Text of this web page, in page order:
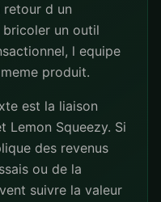
retour d un
un outil
l equipe
produit.
est la liaison
Lemon Squeezy. Si
des revenus
ou de la
suivre la valeur